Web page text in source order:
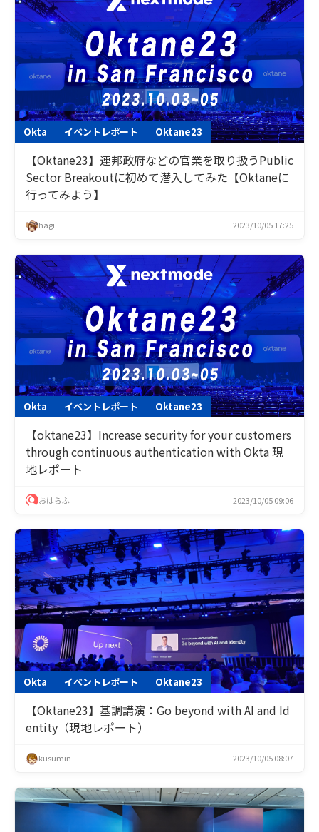
Okta イベントレポート Oktane23
【Oktane23】連邦政府などの官業を取り扱うPublic
Sector Breakoutに初めて潜入してみた【Oktaneに
行ってみよう】
hagi 2023/10/05 17:25
Okta イベントレポート Oktane23
【oktane23】Increase security for your customers
through continuous authentication with Okta 現
地レポート
おはらふ 2023/10/05 09:06
Okta イベントレポート Oktane23
【Oktane23】基調講演：Go beyond with AI and Id
entity（現地レポート）
kusumin 2023/10/05 08:07